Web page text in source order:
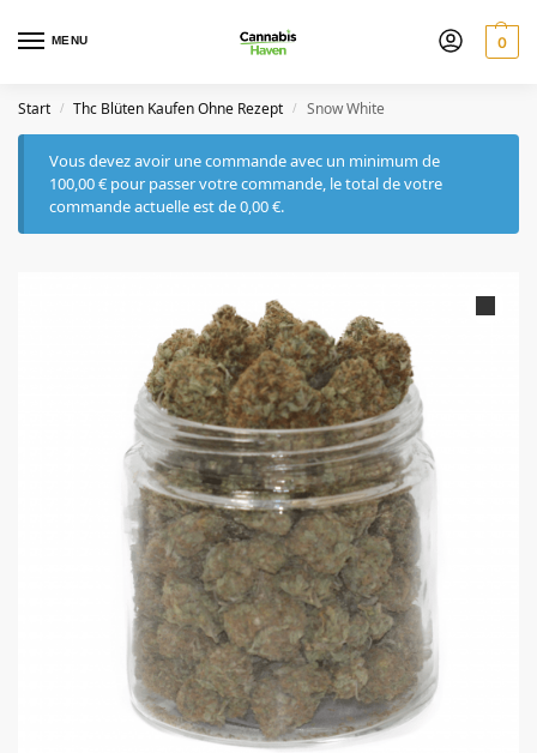
MENU 0
Start / Thc Blüten Kaufen Ohne Rezept / Snow White
Vous devez avoir une commande avec un minimum de
100,00€ pour passer votre commande, le total de votre
commande actuelle est de0,00€.